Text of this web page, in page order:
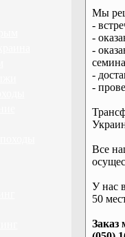
Мы
-
-
-
-
-
Все
У нас
50
Заказ